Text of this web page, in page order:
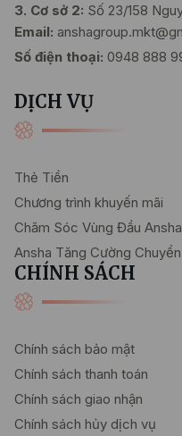
3. Cơ sở 2: Số 23/158
Email:
Số điện thoại: 0948 888
DỊCH VỤ
Thẻ Tiền
Chương trình khuyến mãi
Chăm Sóc Vùng Đầu Ansha
Ansha Tăng Cường
CHÍNH SÁCH
Chính sách bảo mật
Chính sách thanh toán
Chính sách giao nhận
Chính sách hủy dịch vụ